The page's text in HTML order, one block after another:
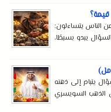
الناس يتساءلون:
يبدو بسيطًا،
يتبادر إلى ذهنه
الذهب السويسري